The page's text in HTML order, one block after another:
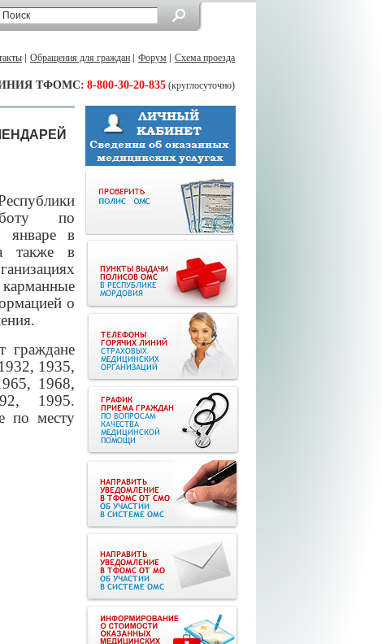
Обращения для граждан Форум Схема проезда
ТФОМС: 8-800-30-20-835 (круглосуточно)
по
январе в
также в
о
граждане
1935,
1968,
1995.
по месту